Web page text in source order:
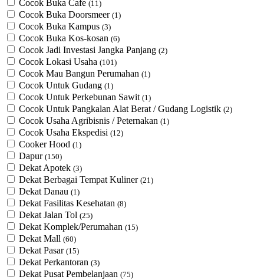
Cocok Buka Cafe (11)
Cocok Buka Doorsmeer (1)
Cocok Buka Kampus (3)
Cocok Buka Kos-kosan (6)
Cocok Jadi Investasi Jangka Panjang (2)
Cocok Lokasi Usaha (101)
Cocok Mau Bangun Perumahan (1)
Cocok Untuk Gudang (1)
Cocok Untuk Perkebunan Sawit (1)
Cocok Untuk ​Pangkalan Alat Berat / Gudang Logistik (2)
Cocok Usaha Agribisnis / Peternakan (1)
Cocok Usaha Ekspedisi (12)
Cooker Hood (1)
Dapur (150)
Dekat Apotek (3)
Dekat Berbagai Tempat Kuliner (21)
Dekat Danau (1)
Dekat Fasilitas Kesehatan (8)
Dekat Jalan Tol (25)
Dekat Komplek/Perumahan (15)
Dekat Mall (60)
Dekat Pasar (15)
Dekat Perkantoran (3)
Dekat Pusat Pembelanjaan (75)